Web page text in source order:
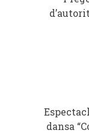
dansa